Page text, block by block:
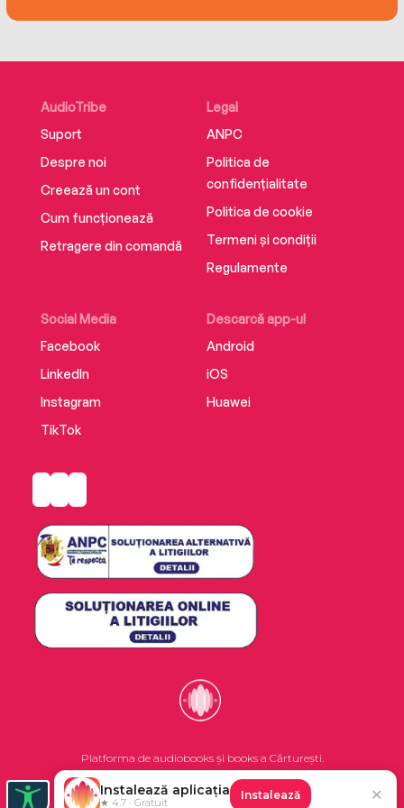
AudioTribe
Suport
Despre noi
Creează un cont
Cum funcționează
Retragere din comandă
Social Media
Facebook
LinkedIn
Instagram
TikTok
Descarcă app-ul
Android
iOS
Huawei
Legal
ANPC
Politica de
confidențialitate
Politica de cookie
Termeni și condiții
Regulamente
Platforma de audiobooks și books a Cărturești.
©2026 Nemo EPG SRL. Toate drepturile rezervate.
Instalează aplicația
★ 4.7 · Gratuit
Instalează ✕